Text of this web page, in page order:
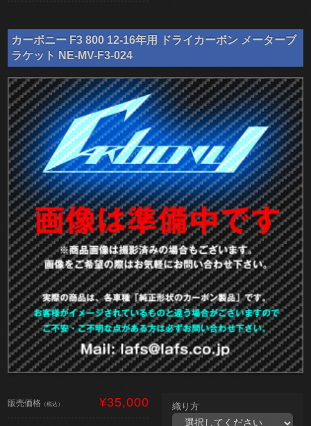
カーボニー F3 800 12-16年用 ドライカーボン メーターブ
ラケット NE-MV-F3-024
販売価格 （税込） ¥35,000 織り方